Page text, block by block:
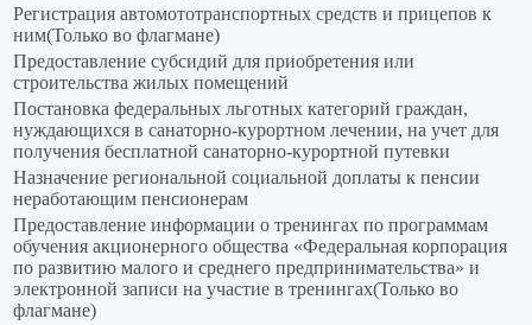
Регистрация автомототранспортных средств и прицепов к
ним(Только во флагмане)
Предоставление субсидий для приобретения или
строительства жилых помещений
Постановка федеральных льготных категорий граждан,
нуждающихся в санаторно-курортном лечении, на учет для
получения бесплатной санаторно-курортной путевки
Назначение региональной социальной доплаты к пенсии
неработающим пенсионерам
Предоставление информации о тренингах по программам
обучения акционерного общества «Федеральная корпорация
по развитию малого и среднего предпринимательства» и
электронной записи на участие в тренингах(Только во
флагмане)